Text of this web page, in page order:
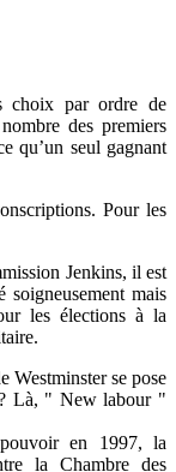
choix par ordre de
des premiers
qu’un seul gagnant
Pour les
Jenkins, il est
soigneusement mais
les élections à la
Westminster se pose
Là, " New labour "
en 1997, la
la Chambre des